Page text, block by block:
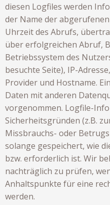
diesen Logfiles werden
der Name der
Uhrzeit des Abrufs,
über erfolgreichen Abruf,
Betriebssystem des
besuchte Seite), IP-
Provider und Hostname.
Daten mit anderen
vorgenommen. Logfile-
Sicherheitsgründen (z.B.
Missbrauchs- oder
solange gespeichert, wie
bzw. erforderlich ist. Wir
nachträglich zu prüfen,
Anhaltspunkte für eine
werden.